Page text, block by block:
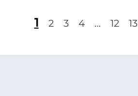
1 2 3 4 … 12 13